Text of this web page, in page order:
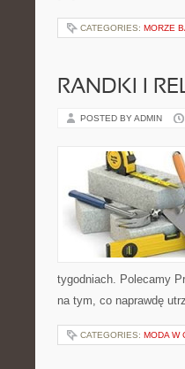
CATEGORIES: MORZE
RANDKI I
POSTED BY ADMIN
tygodniach. Polecamy
na tym, co naprawdę
CATEGORIES: MODA W